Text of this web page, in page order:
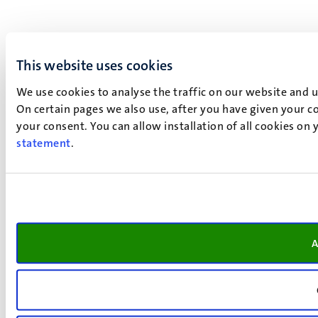
This website uses cookies
We use cookies to analyse the traffic on our website
On certain pages we also use, after you have given your
your consent. You can allow installation of all cookies
statement.